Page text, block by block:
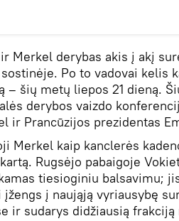
Merkel derybas akis į akį
Po to vadovai kelis
– šių metų liepos 21 dieną.
derybos vaizdo
ir Prancūzijos prezidentas
Merkel kaip kanclerės
Rugsėjo pabaigoje
tiesioginiu balsavimu;
į naująją vyriausybę
ir sudarys didžiausią frakciją